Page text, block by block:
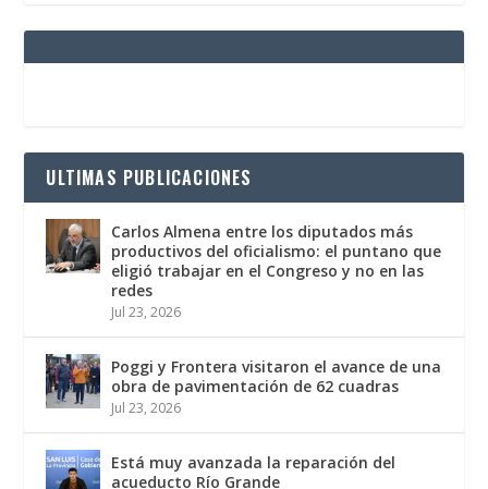
ULTIMAS PUBLICACIONES
Carlos Almena entre los diputados más
productivos del oficialismo: el puntano que
eligió trabajar en el Congreso y no en las
redes
Jul 23, 2026
Poggi y Frontera visitaron el avance de una
obra de pavimentación de 62 cuadras
Jul 23, 2026
Está muy avanzada la reparación del
acueducto Río Grande